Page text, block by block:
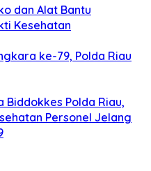
dan Alat Bantu
Kesehatan
ke-79, Polda Riau
Biddokkes Polda Riau,
Personel Jelang